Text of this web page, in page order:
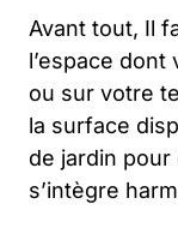
Avant tout, Il
l’espace
ou sur votre
la surface
de jardin
s’intègre